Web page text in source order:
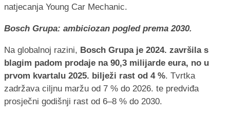
natjecanja Young Car Mechanic.
Bosch Grupa: ambiciozan pogled prema 2030.
Na globalnoj razini, Bosch Grupa je 2024. završila s
blagim padom prodaje na 90,3 milijarde eura, no u
prvom kvartalu 2025. bilježi rast od 4 %. Tvrtka
zadržava ciljnu maržu od 7 % do 2026. te predviđa
prosječni godišnji rast od 6–8 % do 2030.